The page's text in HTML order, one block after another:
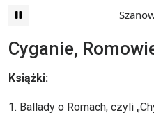
Szanowni
Cyganie,
Książki:
1. Ballady o Romach, czyli